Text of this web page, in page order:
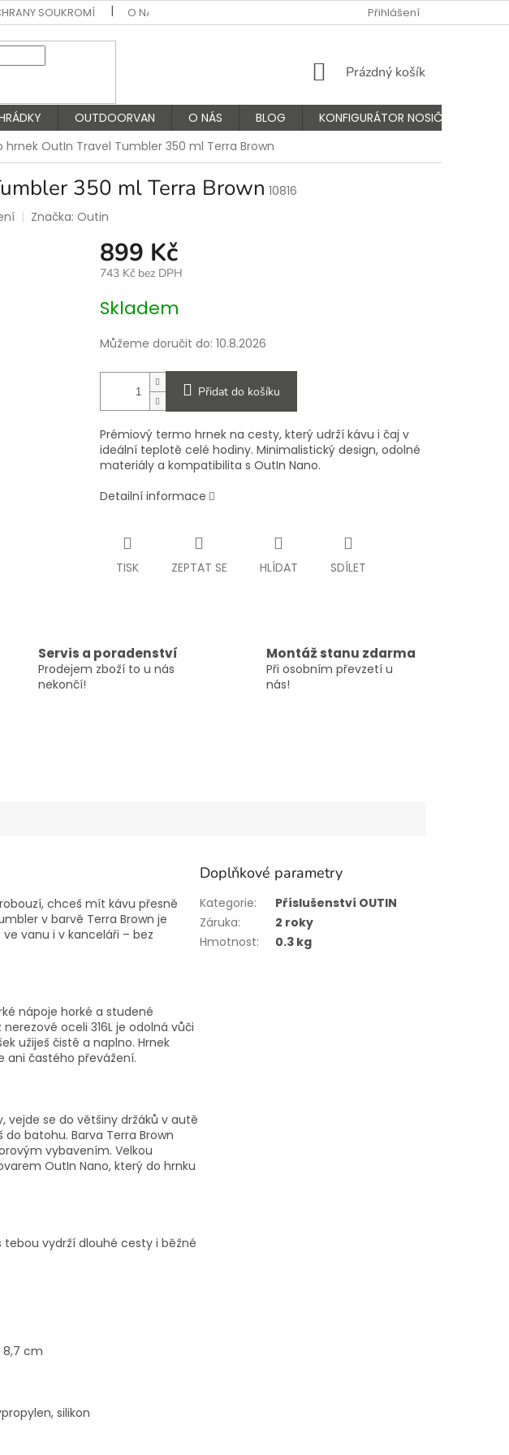
SOUKROMÍ O NÁS VÝMĚNA A VRÁCENÍ ZBOŽÍ
Přihlášení
NÁKUPNÍ
Prázdný košík
OUTDOORVAN O NÁS BLOG
KONFIGURÁTOR NOSIČŮ
hrnek OutIn Travel Tumbler 350 ml Terra Brown
350 ml Terra Brown 10816
Značka: Outin
899 Kč
743 Kč bez DPH
cena:
Skladem
Můžeme doručit do: 10.8.2026
Přidat do košíku
Prémiový termo hrnek na cesty, který udrží kávu i čaj v
ideální teplotě celé hodiny. Minimalistický design, odolné
materiály a kompatibilita s OutIn Nano.
Detailní informace
TISK ZEPTAT SE HLÍDAT SDÍLET
Servis a poradenství
Prodejem zboží to u nás
nekončí!
Montáž stanu zdarma
Při osobním převzetí u
nás!
chceš mít kávu přesně
v barvě Terra Brown je
vanu i v kanceláři – bez
nápoje horké a studené
oceli 316L je odolná vůči
užiješ čistě a naplno. Hrnek
ani častého převážení.
vejde se do většiny držáků v autě
batohu. Barva Terra Brown
vybavením. Velkou
OutIn Nano, který do hrnku
tebou vydrží dlouhé cesty i běžné
8,7 cm
silikon
Doplňkové parametry
Kategorie:
Příslušenství OUTIN
Záruka:
2 roky
Hmotnost: 0.3 kg